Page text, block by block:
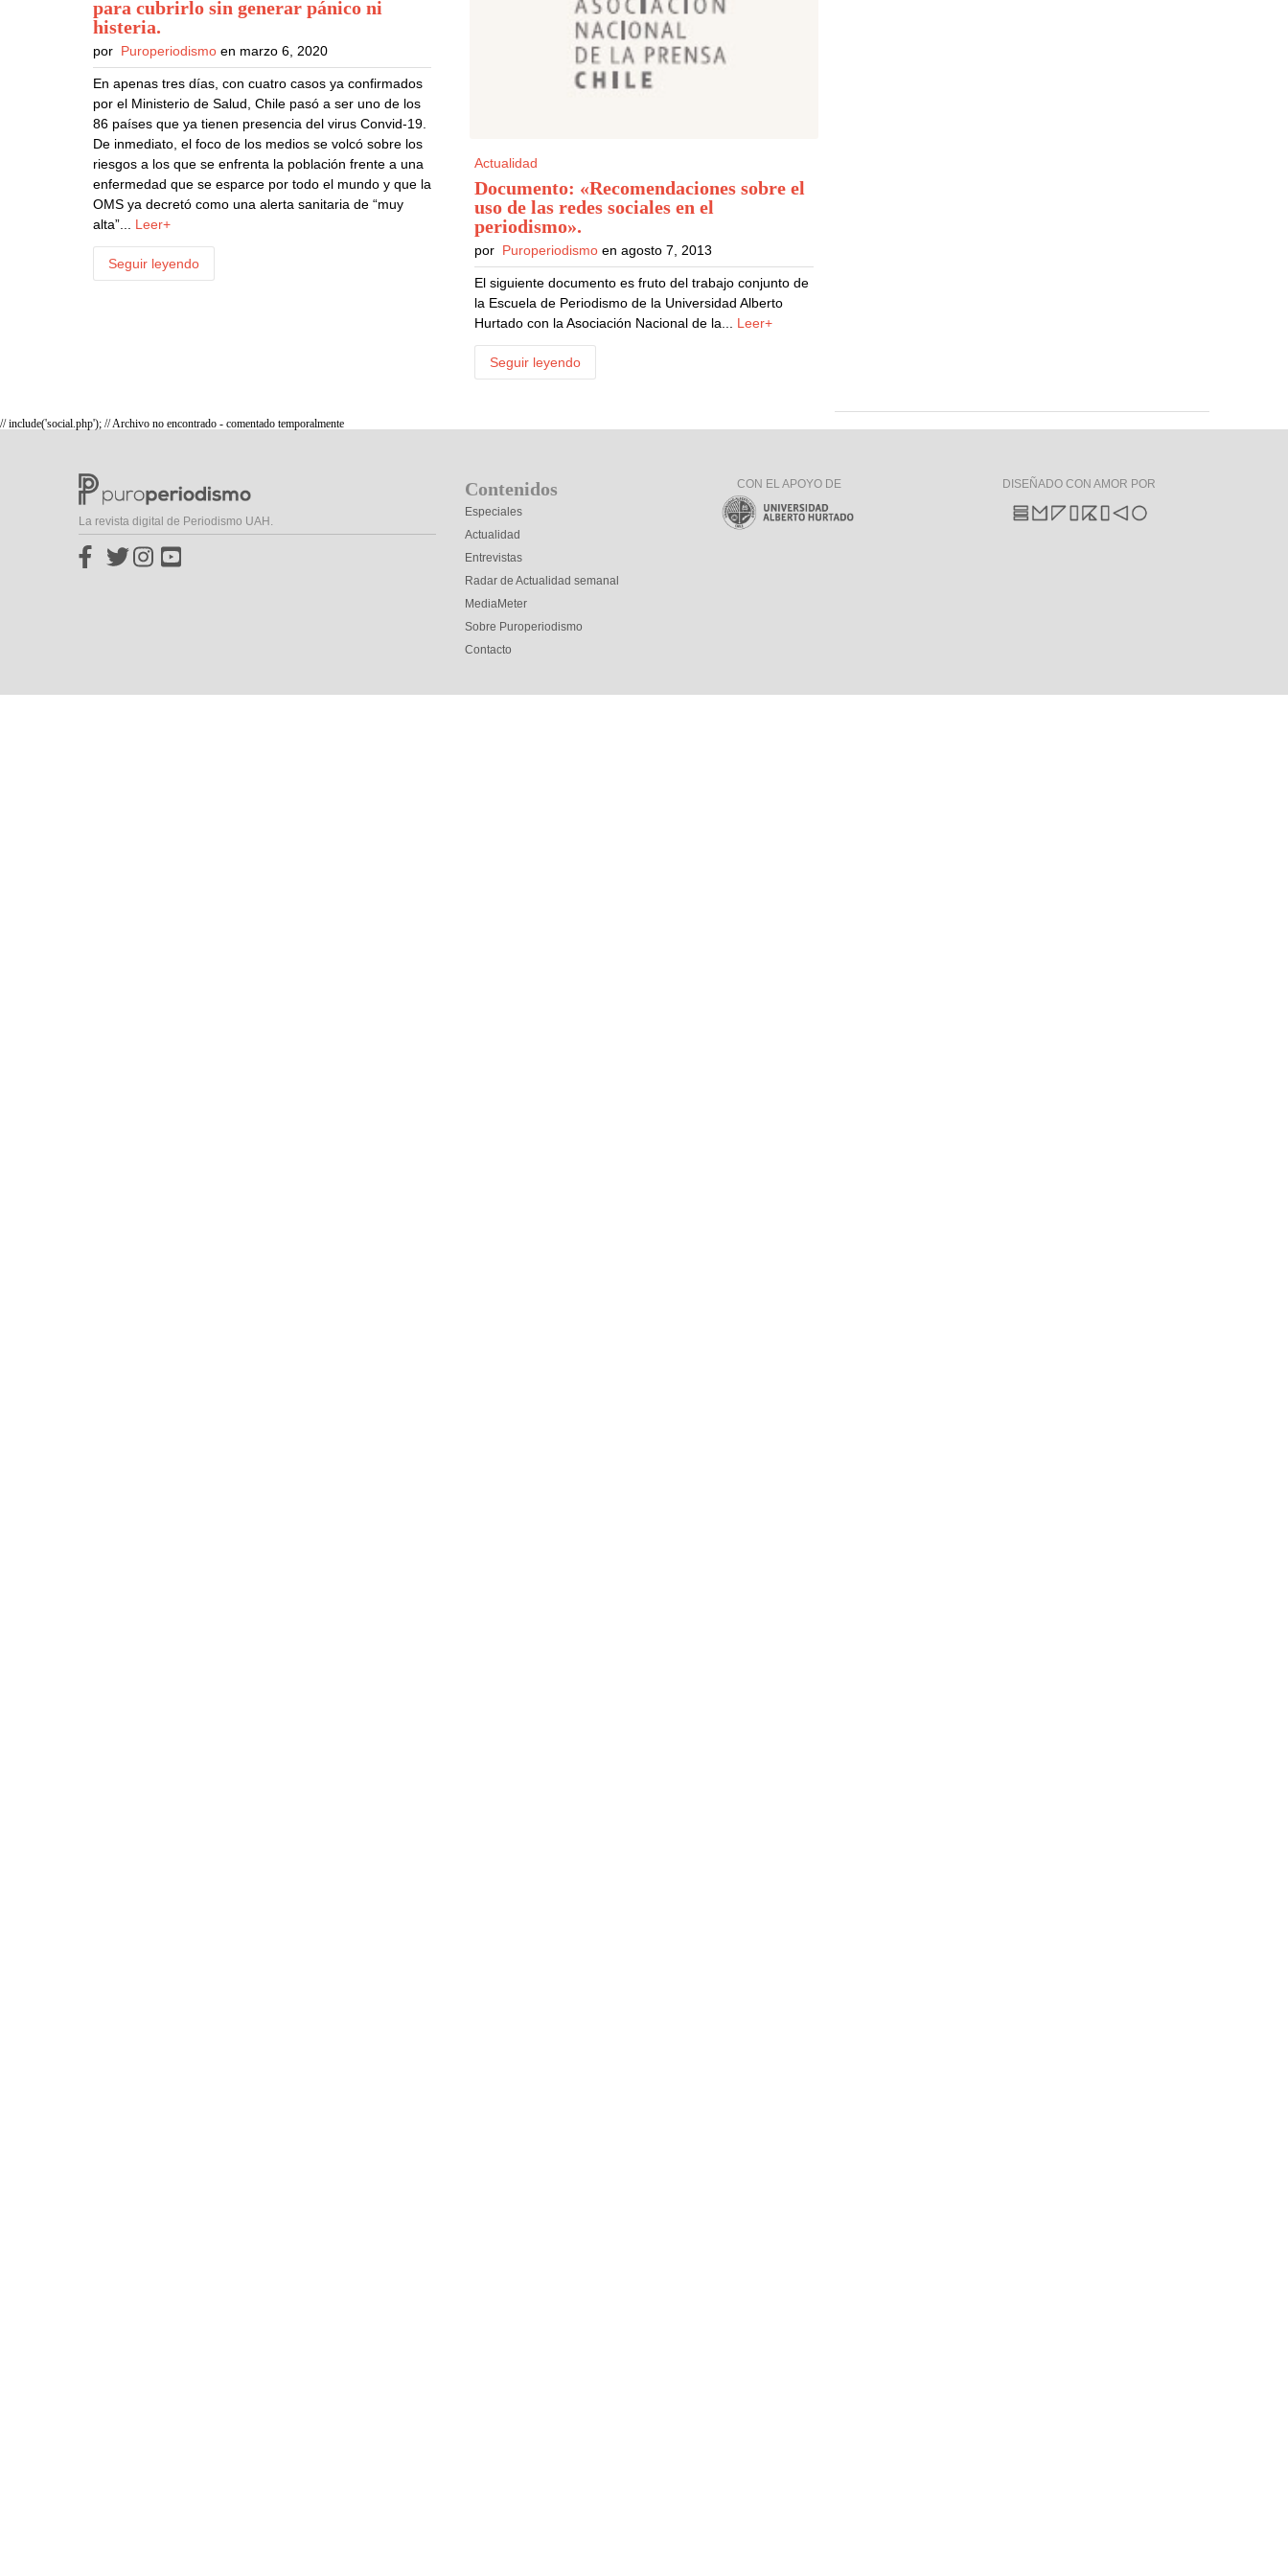
para cubrirlo sin generar pánico ni
histeria.
por Puroperiodismo en marzo 6, 2020
En apenas tres días, con cuatro casos ya confirmados
por el Ministerio de Salud, Chile pasó a ser uno de los
86 países que ya tienen presencia del virus Convid-19.
De inmediato, el foco de los medios se volcó sobre los
riesgos a los que se enfrenta la población frente a una
enfermedad que se esparce por todo el mundo y que la
OMS ya decretó como una alerta sanitaria de “muy
alta”... Leer+
Seguir leyendo
Actualidad
Documento: «Recomendaciones sobre el
uso de las redes sociales en el
periodismo».
por Puroperiodismo en agosto 7, 2013
El siguiente documento es fruto del trabajo conjunto de
la Escuela de Periodismo de la Universidad Alberto
Hurtado con la Asociación Nacional de la... Leer+
Seguir leyendo
// include('social.php'); // Archivo no encontrado - comentado temporalmente
La revista digital de Periodismo UAH.
Contenidos
Especiales
Actualidad
Entrevistas
Radar de Actualidad semanal
MediaMeter
Sobre Puroperiodismo
Contacto
CON EL APOYO DE DISEÑADO CON AMOR POR